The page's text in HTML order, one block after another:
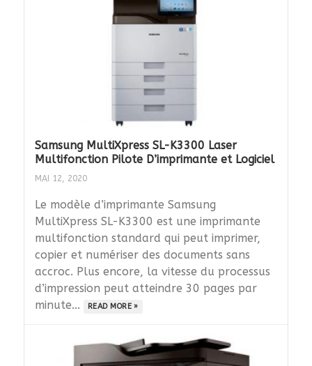
Samsung MultiXpress SL-K3300 Laser
Multifonction Pilote D’imprimante et Logiciel
MAI 12, 2020
Le modèle d’imprimante Samsung
MultiXpress SL-K3300 est une imprimante
multifonction standard qui peut imprimer,
copier et numériser des documents sans
accroc. Plus encore, la vitesse du processus
d’impression peut atteindre 30 pages par
minute...
READ MORE »